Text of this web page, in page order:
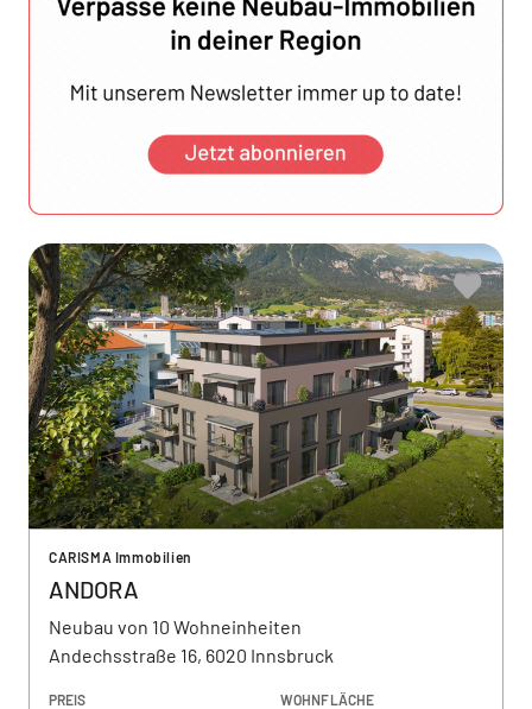
CARISMA Immobilien
ANDORA
Neubau von 10 Wohneinheiten
Andechsstraße 16, 6020 Innsbruck
PREIS WOHNFLÄCHE